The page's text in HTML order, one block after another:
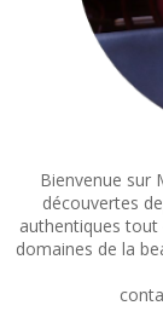
Bienvenue sur
découvertes
authentiques
domaines de la